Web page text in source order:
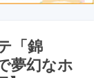
「錦
夢幻なホ